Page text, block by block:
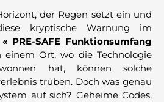
der Regen setzt ein und
kryptische Warnung im
« PRE-SAFE Funktionsumfang
einem Ort, wo die Technologie
hat, können solche
trüben. Doch was genau
auf sich? Geheime Codes,